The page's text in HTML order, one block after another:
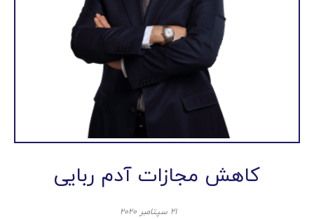
کاهش مجازات آدم ربایی
۲۱ سپتامبر ۲۰۲۰